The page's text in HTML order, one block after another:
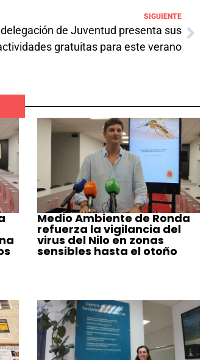
SIGUIENTE
de Juventud presenta sus
gratuitas para este verano
Medio Ambiente de Ronda
refuerza la vigilancia del
virus del Nilo en zonas
sensibles hasta el otoño